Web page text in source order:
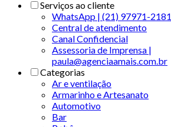
Serviços ao cliente
WhatsApp | (21) 97971-2181
Central de atendimento
Canal Confidencial
Assessoria de Imprensa |
paula@agenciaamais.com.br
Categorias
Ar e ventilação
Armarinho e Artesanato
Automotivo
Bar